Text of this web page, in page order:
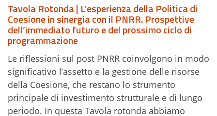
Tavola Rotonda | L’esperienza della Politica di
Coesione in sinergia con il PNRR. Prospettive
dell’immediato futuro e del prossimo ciclo di
programmazione
Le riflessioni sul post PNRR coinvolgono in modo
significativo l’assetto e la gestione delle risorse
della Coesione, che restano lo strumento
principale di investimento strutturale e di lungo
periodo. In questa Tavola rotonda abbiamo